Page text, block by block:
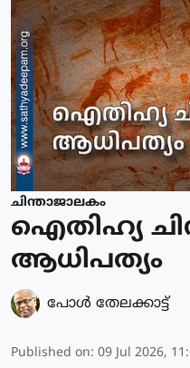
ചിന്താജാലകം
ഐതിഹ്യ
ആധിപത്യം
പോള്‍ തേലക്കാട്ട്‌
Published on: 09 Jul 2026,